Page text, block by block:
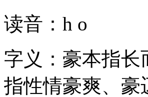
读音：h o
字义：豪本指
指性情豪爽、豪